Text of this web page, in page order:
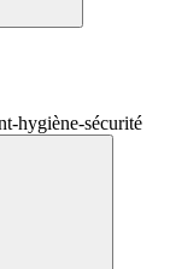
hygiène-sécurité